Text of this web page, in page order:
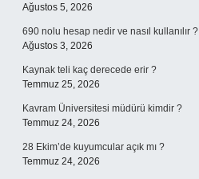
Ağustos 5, 2026
690 nolu hesap nedir ve nasıl kullanılır ?
Ağustos 3, 2026
Kaynak teli kaç derecede erir ?
Temmuz 25, 2026
Kavram Üniversitesi müdürü kimdir ?
Temmuz 24, 2026
28 Ekim’de kuyumcular açık mı ?
Temmuz 24, 2026